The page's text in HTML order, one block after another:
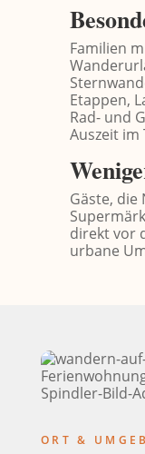
Familien
Etappen,
Rad- und
Auszeit im
Gäste, die
direkt vor
urbane
ORT &